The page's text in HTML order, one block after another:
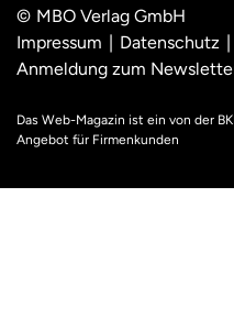
MBO Verlag GmbH
Impressum
Datenschutz
Anmeldung zum
Das Web-Magazin ist ein von der
Angebot für Firmenkunden